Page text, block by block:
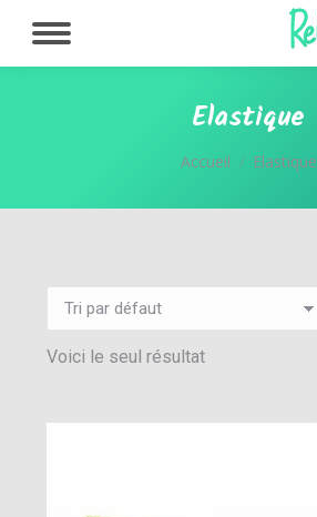
Elastique
Vous êtes ici :
Accueil Elastique
Voici le seul résultat